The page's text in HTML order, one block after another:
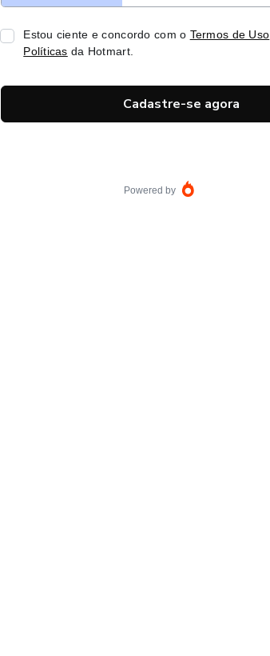
Estou ciente e concordo com o Termos de Uso
Políticas da Hotmart.
Cadastre-se agora
Powered by